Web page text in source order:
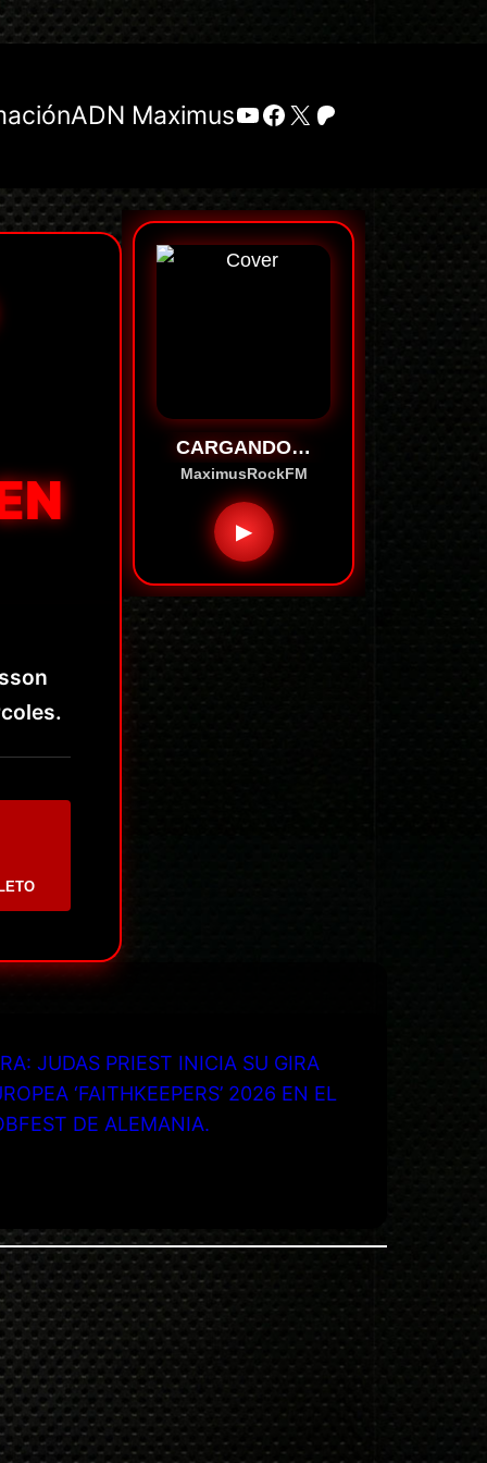
ADN MaximusYouTube
Facebook
X Patreon
CARGANDO…
MaximusRockFM
▶
JUDAS PRIEST INICIA SU GIRA
‘FAITHKEEPERS’ 2026 EN EL
DE ALEMANIA.